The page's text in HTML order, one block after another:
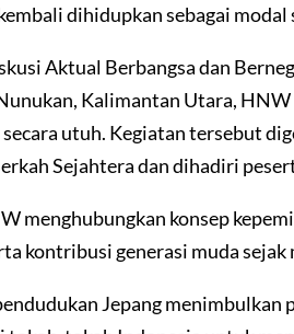
dihidupkan sebagai modal
Aktual Berbangsa dan
Kalimantan Utara, HNW
utuh. Kegiatan tersebut
Sejahtera dan dihadiri
menghubungkan konsep
kontribusi generasi muda sejak
Jepang menimbulkan